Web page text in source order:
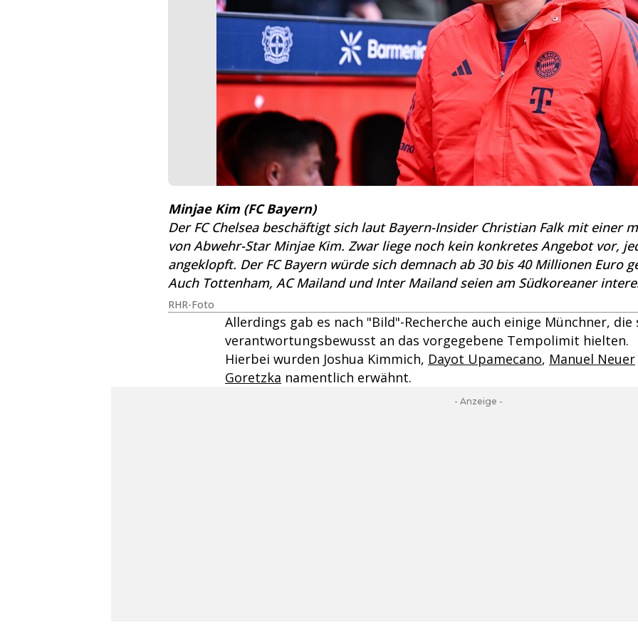
Minjae Kim (FC Bayern)
Der FC Chelsea beschäftigt sich laut Bayern-Insider Christian Falk mit einer
von Abwehr-Star Minjae Kim. Zwar liege noch kein konkretes Angebot vor,
angeklopft. Der FC Bayern würde sich demnach ab 30 bis 40 Millionen Euro
Auch Tottenham, AC Mailand und Inter Mailand seien am Südkoreaner
RHR-Foto
Allerdings gab es nach "Bild"-Recherche auch einige Münchner, die
verantwortungsbewusst an das vorgegebene Tempolimit hielten.
Hierbei wurden Joshua Kimmich, Dayot Upamecano, Manuel Neuer
Goretzka namentlich erwähnt.
- Anzeige -